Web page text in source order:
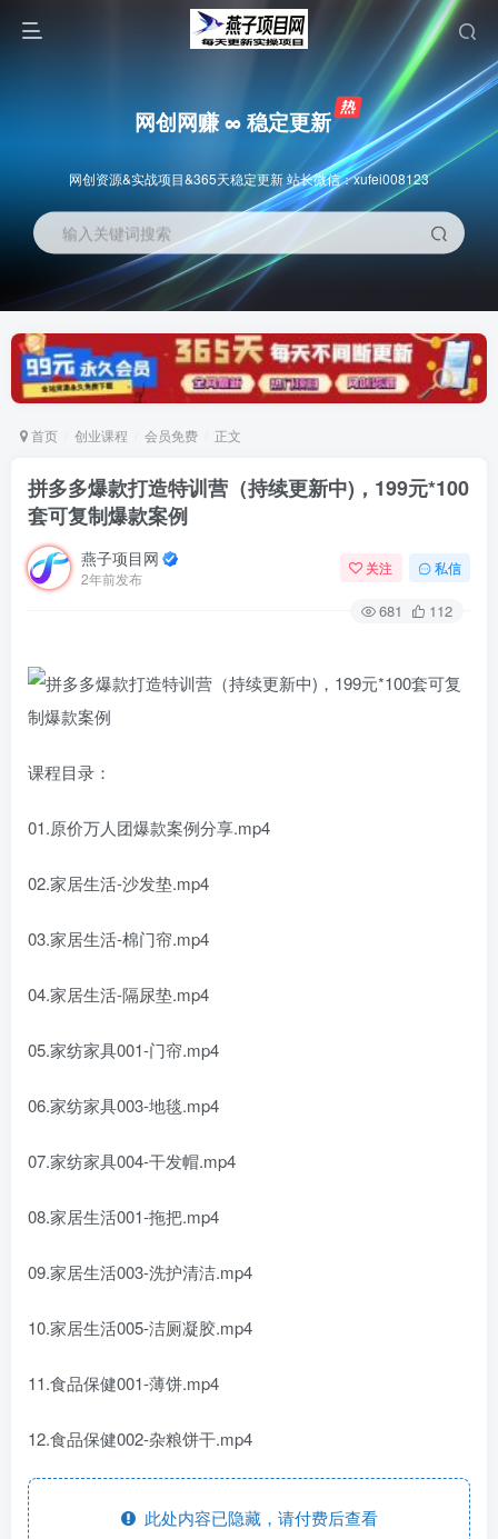
网创网赚 ∞ 稳定更新
网创资源&实战项目&365天稳定更新 站长微信：xufei008123
输入关键词搜索
首页 创业课程 会员免费 正文
拼多多爆款打造特训营（持续更新中)，199元*100
套可复制爆款案例
燕子项目网
2年前发布
关注 私信
681 112
课程目录：
01.原价万人团爆款案例分享.mp4
02.家居生活-沙发垫.mp4
03.家居生活-棉门帘.mp4
04.家居生活-隔尿垫.mp4
05.家纺家具001-门帘.mp4
06.家纺家具003-地毯.mp4
07.家纺家具004-干发帽.mp4
08.家居生活001-拖把.mp4
09.家居生活003-洗护清洁.mp4
10.家居生活005-洁厕凝胶.mp4
11.食品保健001-薄饼.mp4
12.食品保健002-杂粮饼干.mp4
此处内容已隐藏，请付费后查看